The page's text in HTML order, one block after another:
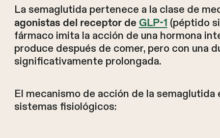
La semaglutida pertenece a la clase de
agonistas del receptor de GLP-1 (péptido
fármaco imita la acción de una hormona
produce después de comer, pero con una
significativamente prolongada.
El mecanismo de acción de la
sistemas fisiológicos: